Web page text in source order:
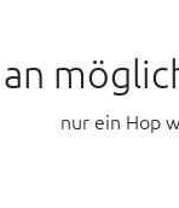
nur ein Hop